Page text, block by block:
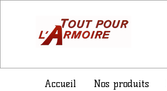
Accueil Nos produits